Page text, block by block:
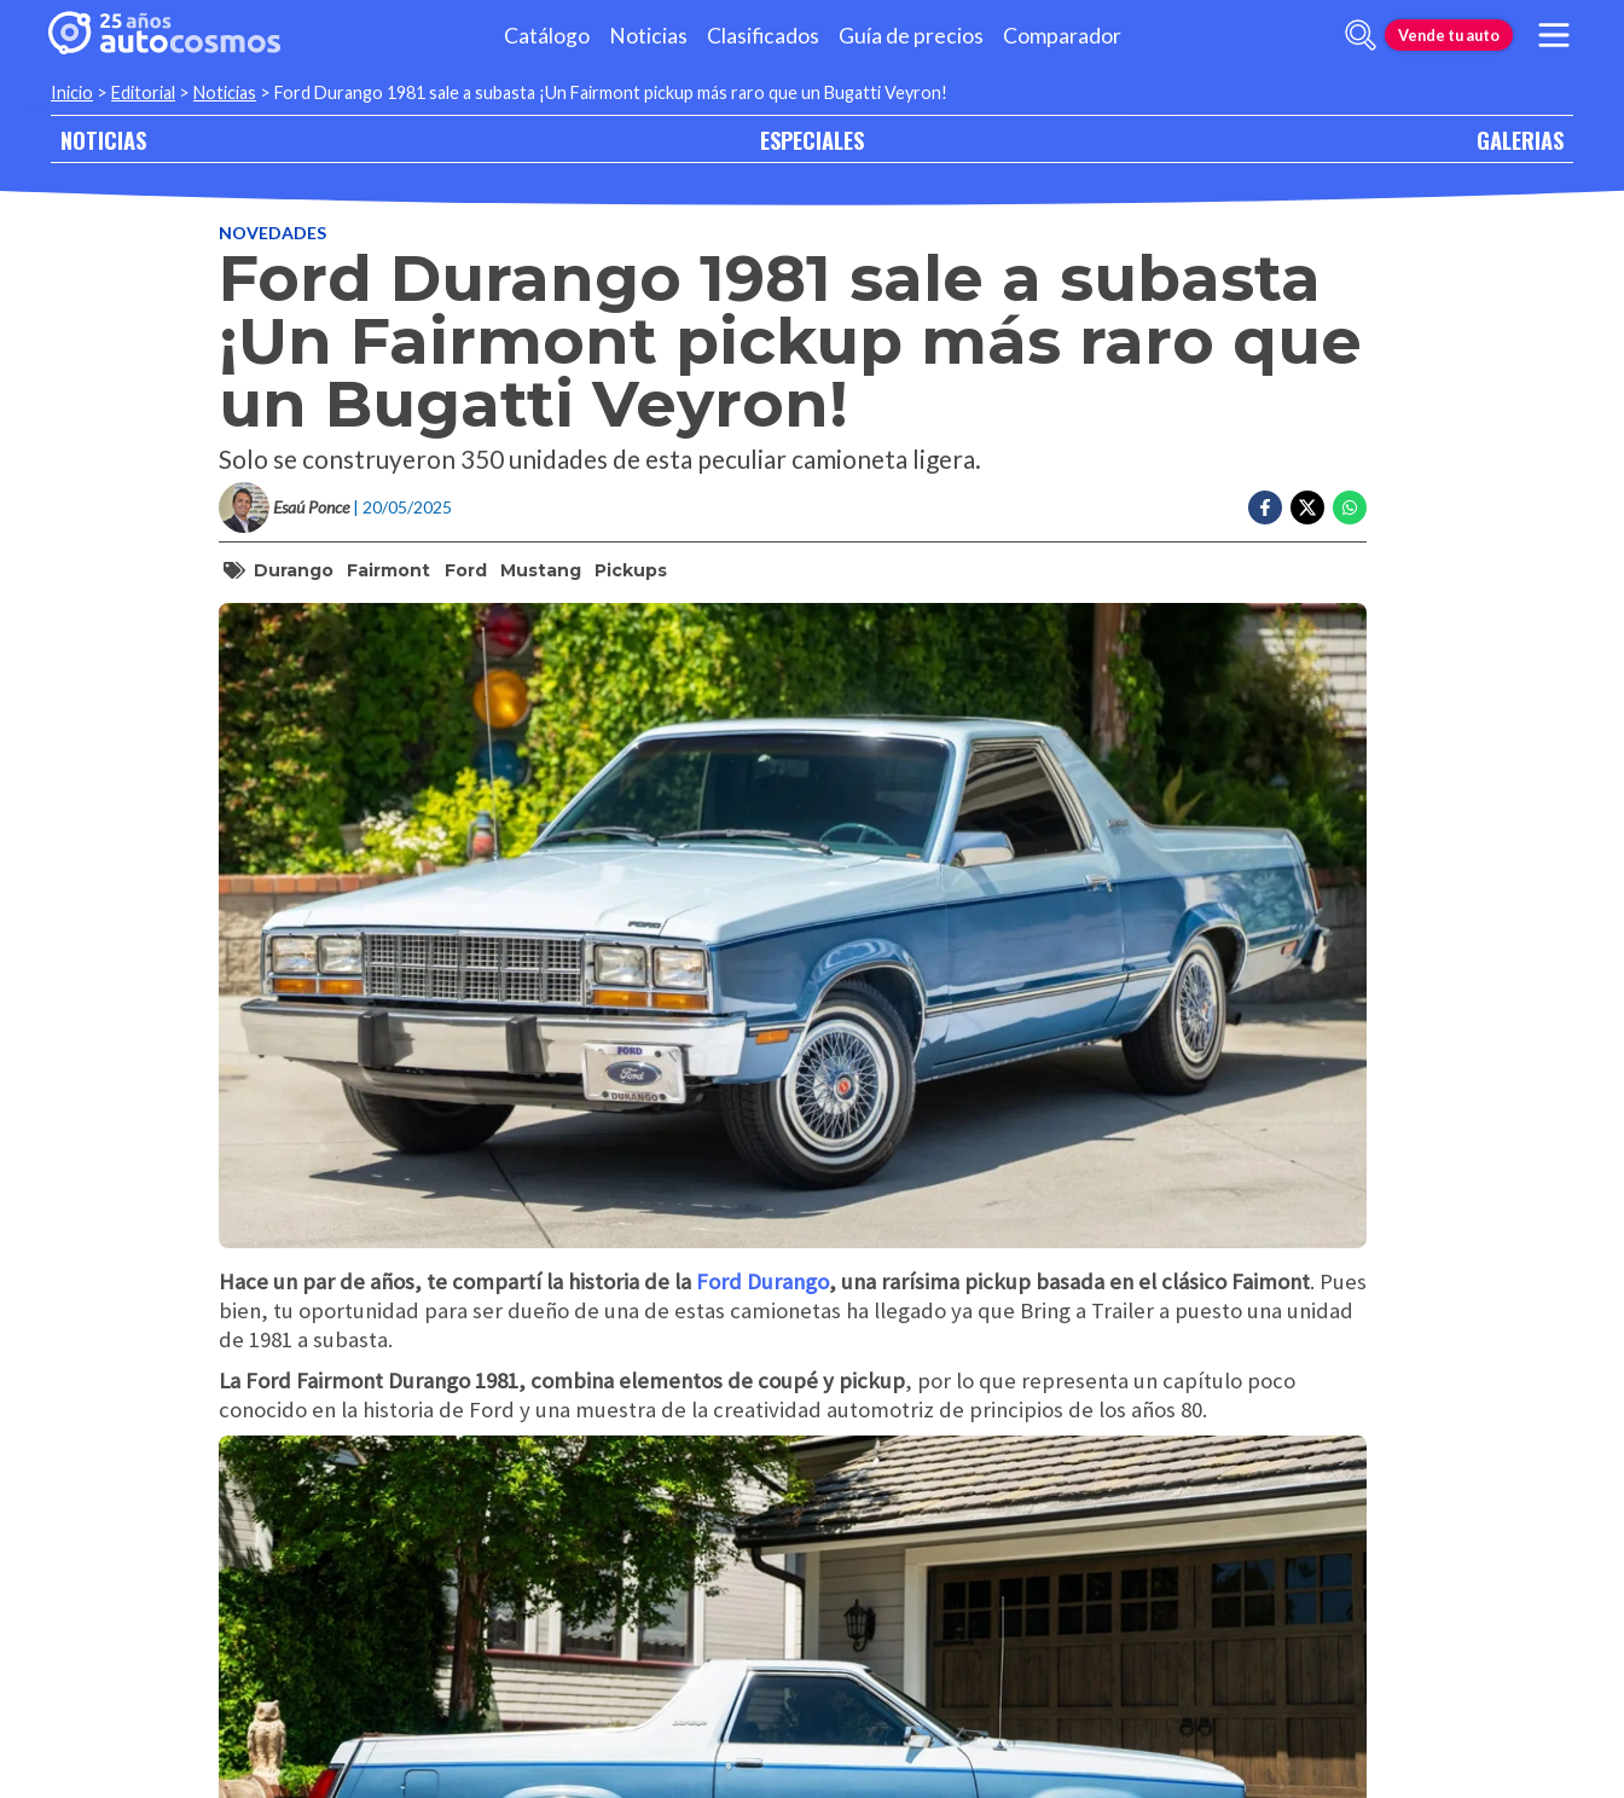
Catálogo Noticias Clasificados Guía de precios Comparador Vende tu auto
Inicio > Editorial > Noticias > Ford Durango 1981 sale a subasta ¡Un Fairmont pickup más raro que un Bugatti Veyron!
NOTICIAS ESPECIALES GALERIAS
NOVEDADES
Ford Durango 1981 sale a subasta
¡Un Fairmont pickup más raro que
un Bugatti Veyron!
Solo se construyeron 350 unidades de esta peculiar camioneta ligera.
Esaú Ponce | 20/05/2025
Durango Fairmont Ford Mustang Pickups
Hace un par de años, te compartí la historia de la Ford Durango, una rarísima pickup basada en el clásico Faimont. Pues
bien, tu oportunidad para ser dueño de una de estas camionetas ha llegado ya que Bring a Trailer a puesto una unidad
de 1981 a subasta.
La Ford Fairmont Durango 1981, combina elementos de coupé y pickup, por lo que representa un capítulo poco
conocido en la historia de Ford y una muestra de la creatividad automotriz de principios de los años 80.